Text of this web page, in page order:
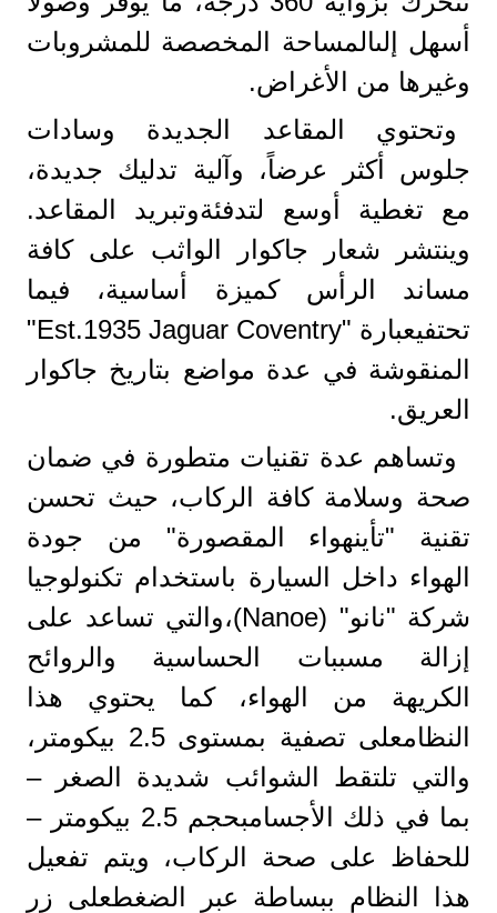
أسهل إلىالمساحة المخصصة للمشروبات
وغيرها من الأغراض.
وتحتوي المقاعد الجديدة وسادات
جلوس أكثر عرضاً، وآلية تدليك جديدة،
مع تغطية أوسع لتدفئةوتبريد المقاعد.
وينتشر شعار جاكوار الواثب على كافة
مساند الرأس كميزة أساسية، فيما
تحتفيعبارة "Est.1935 Jaguar Coventry"
المنقوشة في عدة مواضع بتاريخ جاكوار
العريق.
وتساهم عدة تقنيات متطورة في ضمان
صحة وسلامة كافة الركاب، حيث تحسن
تقنية "تأينهواء المقصورة" من جودة
الهواء داخل السيارة باستخدام تكنولوجيا
شركة "نانو" (Nanoe)،والتي تساعد على
إزالة مسببات الحساسية والروائح
الكريهة من الهواء، كما يحتوي هذا
النظامعلى تصفية بمستوى 2.5 بيكومتر،
والتي تلتقط الشوائب شديدة الصغر –
بما في ذلك الأجسامبحجم 2.5 بيكومتر –
للحفاظ على صحة الركاب، ويتم تفعيل
هذا النظام ببساطة عبر الضغطعلى زر